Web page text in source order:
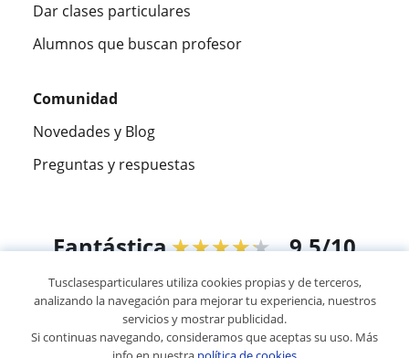
Dar clases particulares
Alumnos que buscan profesor
Comunidad
Novedades y Blog
Preguntas y respuestas
Fantástica★★★★★ 9,5/10
305994opiniones de alumnos
© 2007 - 2026 Tusclasesparticulares.com.ec
Tusclasesparticulares utiliza cookies propias y de terceros,
analizando la navegación para mejorar tu experiencia, nuestros
servicios y mostrar publicidad.
Si continuas navegando, consideramos que aceptas su uso. Más